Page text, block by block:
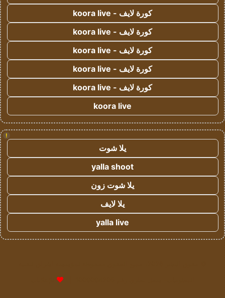
كورة لايف - koora live
كورة لايف - koora live
كورة لايف - koora live
كورة لايف - koora live
كورة لايف - koora live
koora live
!
يلا شوت
yalla shoot
يلا شوت زون
يلا لايف
yalla live